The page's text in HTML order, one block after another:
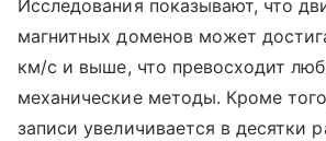
Исследования показывают, что
магнитных доменов может
км/с и выше, что превосходит
механические методы. Кроме
записи увеличивается в десятки